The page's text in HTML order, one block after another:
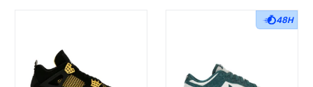
48H